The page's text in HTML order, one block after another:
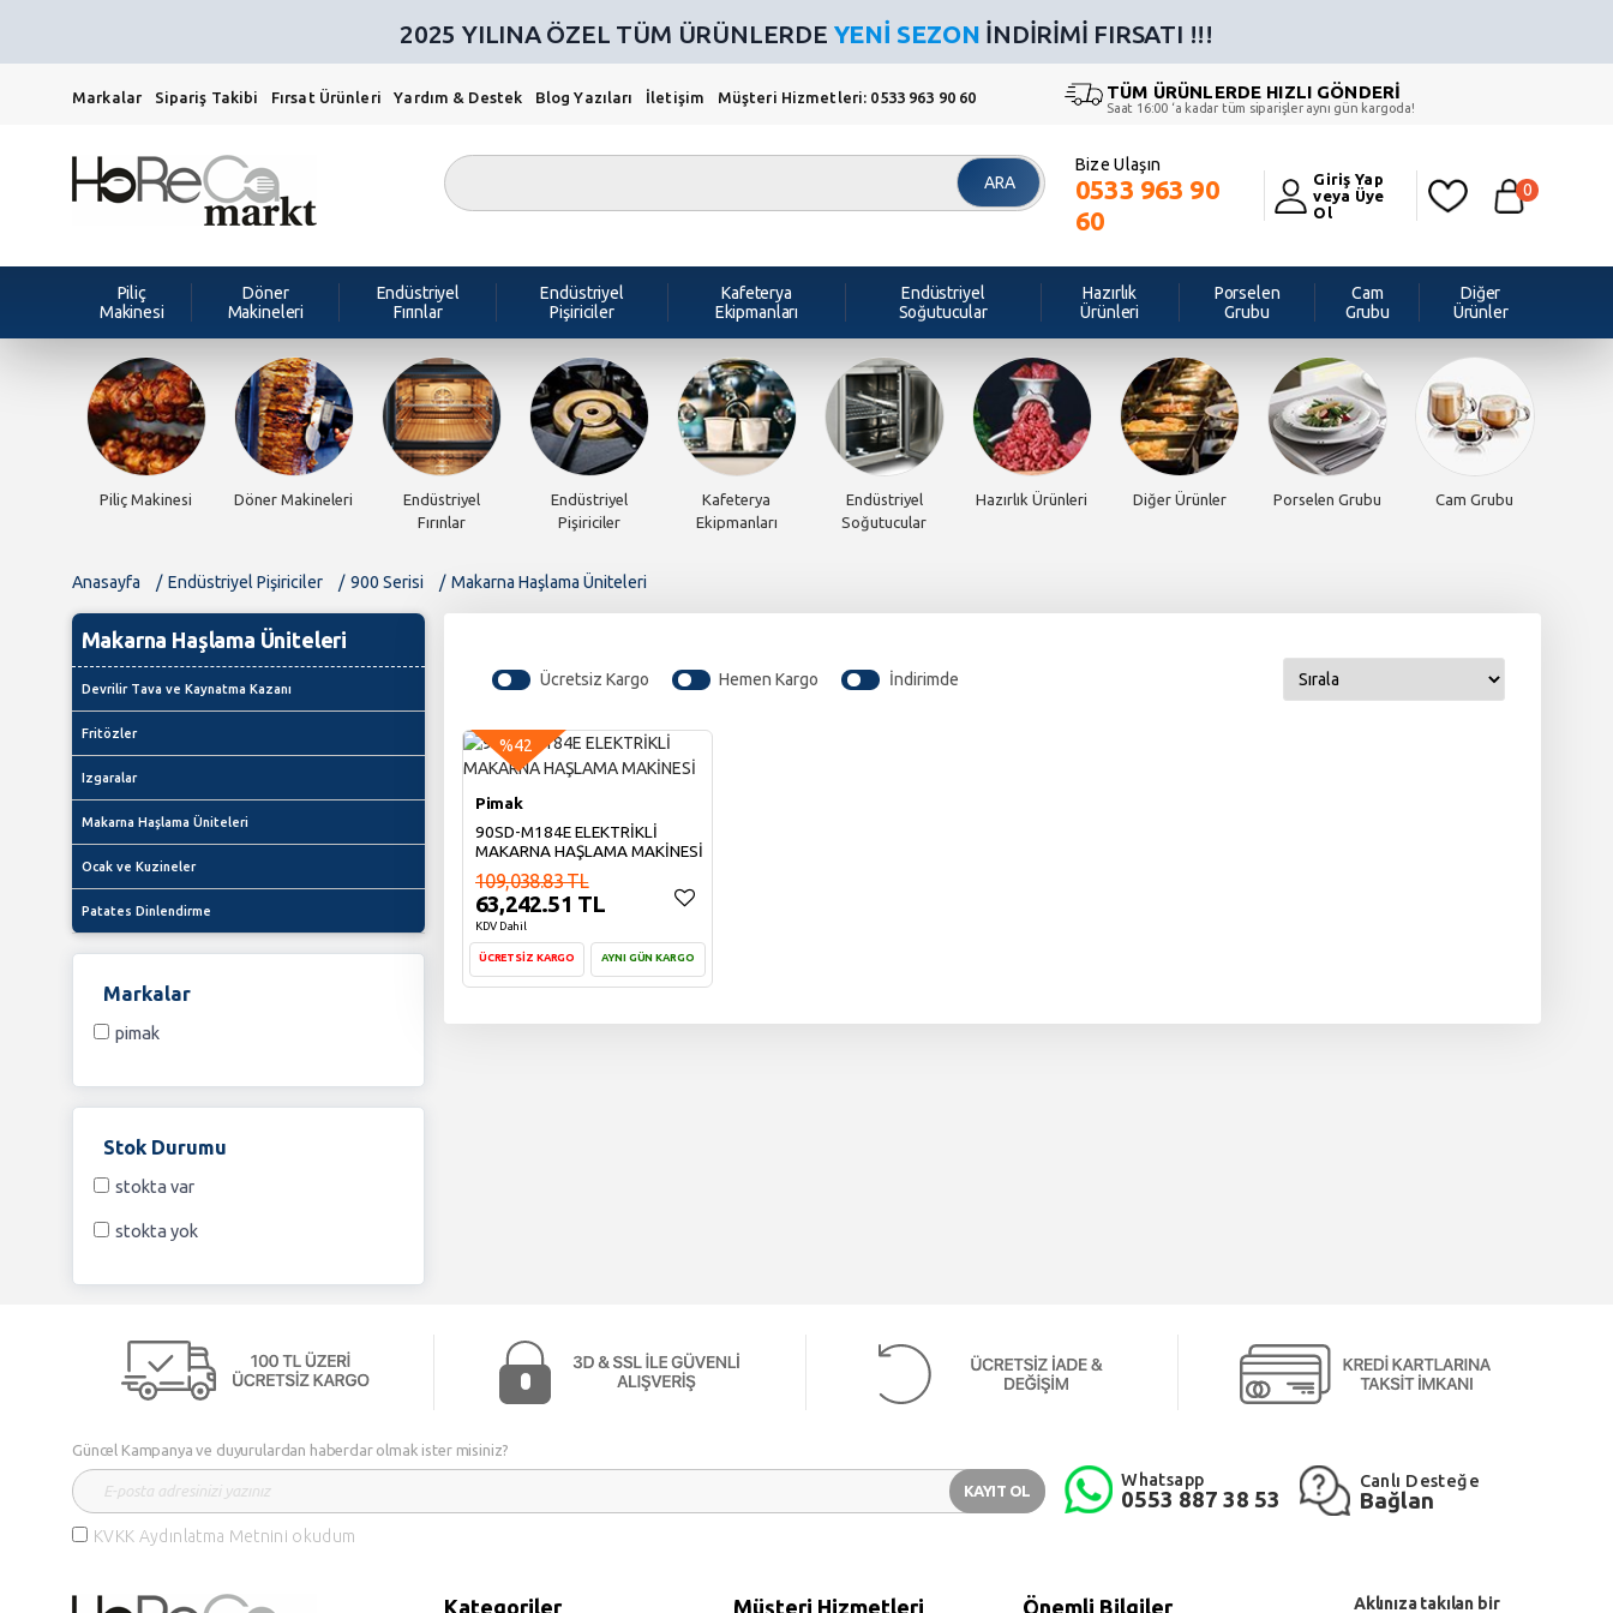
2025 YILINA ÖZEL TÜM ÜRÜNLERDE YENİ SEZON İNDİRİMİ FIRSATI !!!
Markalar Sipariş Takibi Fırsat Ürünleri Yardım & Destek Blog Yazıları İletişim Müşteri Hizmetleri: 0533 963 90 60 TÜM ÜRÜNLERDE HIZLI GÖNDERİ
Saat 16:00 ‘a kadar tüm siparişler aynı gün kargoda!
ARA
Bize Ulaşın
0533 963 90
60
Giriş Yap
veya Üye
Ol
0
Piliç
Makinesi
Döner
Makineleri
Endüstriyel
Fırınlar
Endüstriyel
Pişiriciler
Kafeterya
Ekipmanları
Endüstriyel
Soğutucular
Hazırlık
Ürünleri
Porselen
Grubu
Cam
Grubu
Diğer
Ürünler
Piliç Makinesi Döner Makineleri
Endüstriyel
Fırınlar
Endüstriyel
Pişiriciler
Kafeterya
Ekipmanları
Endüstriyel
Soğutucular
Hazırlık Ürünleri Diğer Ürünler Porselen Grubu Cam Grubu
Anasayfa Endüstriyel Pişiriciler 900 Serisi Makarna Haşlama Üniteleri
Makarna Haşlama Üniteleri
Devrilir Tava ve Kaynatma Kazanı
Fritözler
Izgaralar
Makarna Haşlama Üniteleri
Ocak ve Kuzineler
Patates Dinlendirme
Markalar
pimak
Stok Durumu
stokta var
stokta yok
Ücretsiz Kargo Hemen Kargo İndirimde
%42
Pimak
90SD-M184E ELEKTRİKLİ
MAKARNA HAŞLAMA MAKİNESİ
109,038.83 TL
63,242.51 TL
KDV Dahil
ÜCRETSİZ KARGO AYNI GÜN KARGO
Güncel Kampanya ve duyurulardan haberdar olmak ister misiniz?
KAYIT OL
KVKK Aydınlatma Metnini okudum
Whatsapp
0553 887 38 53
Canlı Desteğe
Bağlan
Kategoriler Müşteri Hizmetleri Önemli Bilgiler Aklınıza takılan bir